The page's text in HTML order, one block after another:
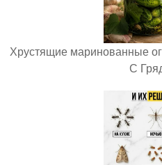
Хрустящие маринованные
С